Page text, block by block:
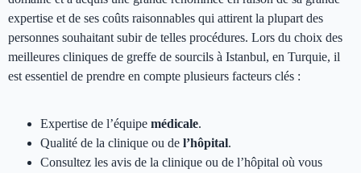
expertise et de ses coûts raisonnables qui attirent la plupart des
personnes souhaitant subir de telles procédures. Lors du choix des
meilleures cliniques de greffe de sourcils à Istanbul, en Turquie, il
est essentiel de prendre en compte plusieurs facteurs clés :
Expertise de l’équipe médicale.
Qualité de la clinique ou de l’hôpital.
Consultez les avis de la clinique ou de l’hôpital où vous